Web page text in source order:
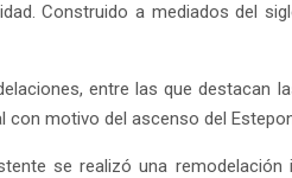
Construido a mediados del
entre las que destacan
motivo del ascenso del
se realizó una